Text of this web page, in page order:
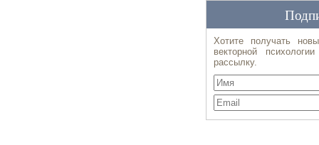
Хотите получать
векторной
рассылку.